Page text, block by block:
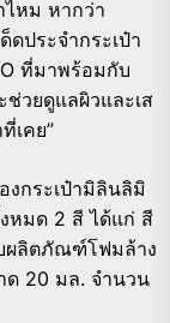
หม หากว่า
ดประจำกระเป๋า
ที่มาพร้อมกับ
วยดูแลผิวและเส
เคย”
งกระเป๋ามิลินลิมิ
หมด 2 สี ได้แก่ สี
ผลิตภัณฑ์โฟมล้าง
ด 20 มล. จำนวน